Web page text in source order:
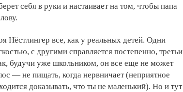
себя в руки и настаивает на том, чтобы папа
Нёстлингер все, как у реальных детей. Одни
с другими справляется постепенно, третьи
будучи уже школьником, он все еще не может
— не пищать, когда нервничает (неприятное
доказывать, что ты не маленький). Но и тут